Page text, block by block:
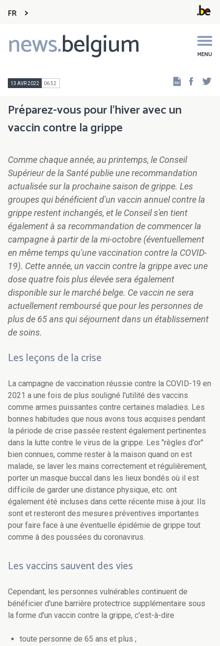
FR
news.belgium MENU
Main
navigation
13 AVR 2022 06:52
Préparez-vous pour l'hiver avec un
vaccin contre la grippe
Comme chaque année, au printemps, le Conseil
Supérieur de la Santé publie une recommandation
actualisée sur la prochaine saison de grippe. Les
groupes qui bénéficient d'un vaccin annuel contre la
grippe restent inchangés, et le Conseil s'en tient
également à sa recommandation de commencer la
campagne à partir de la mi-octobre (éventuellement
en même temps qu'une vaccination contre la COVID-
19). Cette année, un vaccin contre la grippe avec une
dose quatre fois plus élevée sera également
disponible sur le marché belge. Ce vaccin ne sera
actuellement remboursé que pour les personnes de
plus de 65 ans qui séjournent dans un établissement
de soins.
Les leçons de la crise
La campagne de vaccination réussie contre la COVID-19 en
2021 a une fois de plus souligné l'utilité des vaccins
comme armes puissantes contre certaines maladies. Les
bonnes habitudes que nous avons tous acquises pendant
la période de crise passée restent également pertinentes
dans la lutte contre le virus de la grippe. Les "règles d'or"
bien connues, comme rester à la maison quand on est
malade, se laver les mains correctement et régulièrement,
porter un masque buccal dans les lieux bondés où il est
difficile de garder une distance physique, etc. ont
également été incluses dans cette récente mise à jour. Ils
sont et resteront des mesures préventives importantes
pour faire face à une éventuelle épidémie de grippe tout
comme à des poussées du coronavirus.
Les vaccins sauvent des vies
Cependant, les personnes vulnérables continuent de
bénéficier d'une barrière protectrice supplémentaire sous
la forme d'un vaccin contre la grippe, c'est-à-dire
toute personne de 65 ans et plus ;